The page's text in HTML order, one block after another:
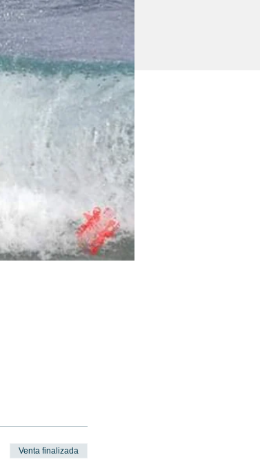
Venta finalizada